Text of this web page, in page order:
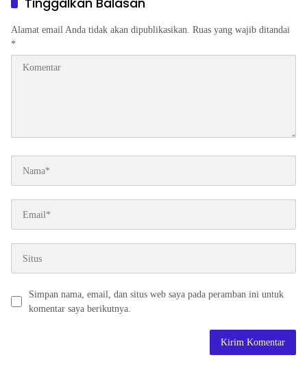
Bisnis)
Alamat email Anda tidak akan dipublikasikan. Ruas yang wajib ditandai
*
Simpan nama, email, dan situs web saya pada peramban ini untuk
komentar saya berikutnya.